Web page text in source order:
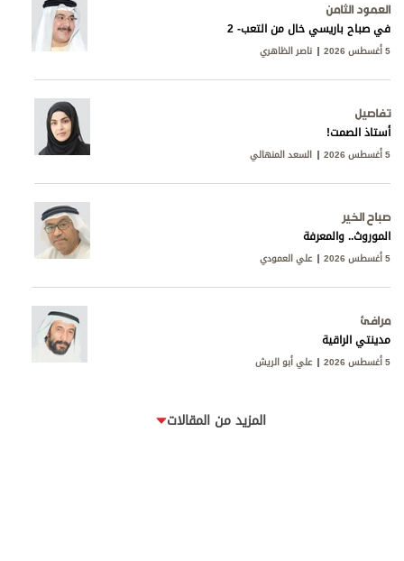
العمود الثامن
في صباح باريسي خال من التعب- 2
5 أغسطس 2026 ناصر الظاهري
تفاصيل
أستاذ الصمت!
5 أغسطس 2026 السعد المنهالي
صباح الخير
الموروث.. والمعرفة
5 أغسطس 2026 علي العمودي
مرافئ
مدينتي الراقية
5 أغسطس 2026 علي أبو الريش
المزيد من المقالات